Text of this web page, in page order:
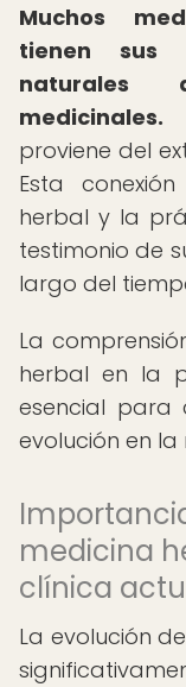
Muchos
tienen sus
naturales
medicinales.
proviene del
Esta
herbal y la
testimonio de
largo del
La
herbal en la
esencial para
evolución en
medicina
clínica
La evolución